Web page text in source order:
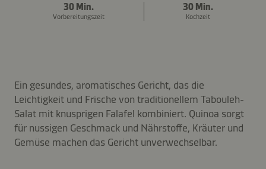
30 Min.
Vorbereitungszeit
30 Min.
Kochzeit
Ein gesundes, aromatisches Gericht, das die
Leichtigkeit und Frische von traditionellem Tabouleh-
Salat mit knusprigen Falafel kombiniert. Quinoa sorgt
für nussigen Geschmack und Nährstoffe, Kräuter und
Gemüse machen das Gericht unverwechselbar.